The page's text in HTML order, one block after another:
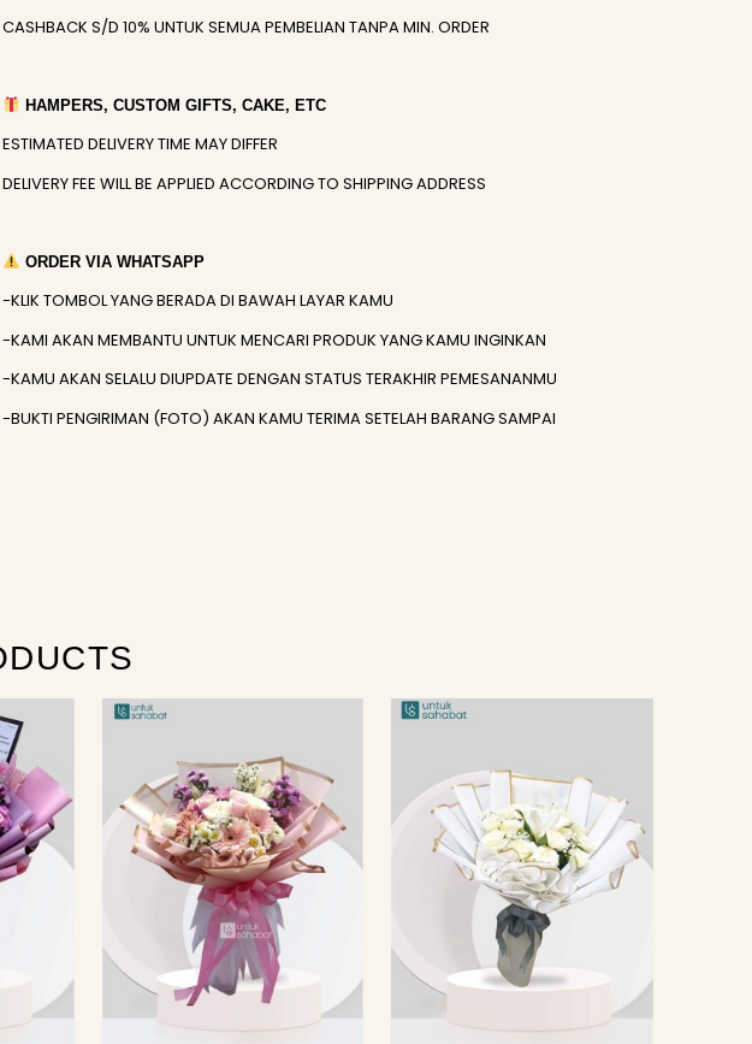
CASHBACK S/D 10% UNTUK SEMUA PEMBELIAN TANPA MIN. ORDER
HAMPERS, CUSTOM GIFTS, CAKE, ETC
ESTIMATED DELIVERY TIME MAY DIFFER
DELIVERY FEE WILL BE APPLIED ACCORDING TO SHIPPING ADDRESS
ORDER VIA WHATSAPP
-KLIK TOMBOL YANG BERADA DI BAWAH LAYAR KAMU
-KAMI AKAN MEMBANTU UNTUK MENCARI PRODUK YANG KAMU INGINKAN
-KAMU AKAN SELALU DIUPDATE DENGAN STATUS TERAKHIR PEMESANANMU
-BUKTI PENGIRIMAN (FOTO) AKAN KAMU TERIMA SETELAH BARANG SAMPAI